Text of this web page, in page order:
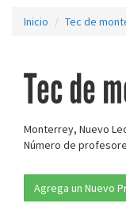
Inicio Tec de
Tec de
Monterrey, Nuevo
Número de
Agrega un Nuevo